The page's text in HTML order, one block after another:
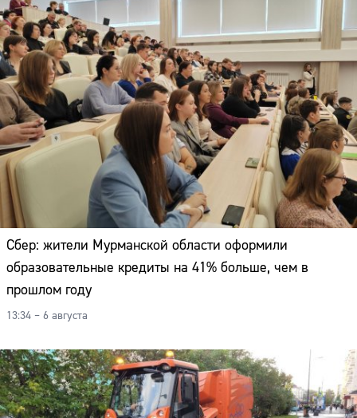
Сбер: жители Мурманской области оформили
образовательные кредиты на 41% больше, чем в
прошлом году
13:34 – 6 августа